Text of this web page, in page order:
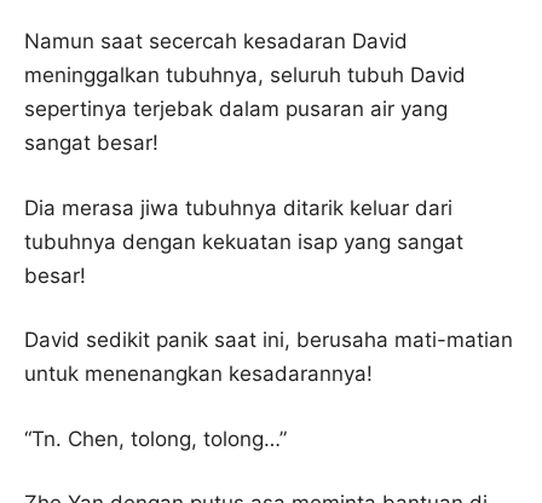
Namun saat secercah kesadaran David
meninggalkan tubuhnya, seluruh tubuh David
sepertinya terjebak dalam pusaran air yang
sangat besar!
Dia merasa jiwa tubuhnya ditarik keluar dari
tubuhnya dengan kekuatan isap yang sangat
besar!
David sedikit panik saat ini, berusaha mati-matian
untuk menenangkan kesadarannya!
“Tn. Chen, tolong, tolong…”